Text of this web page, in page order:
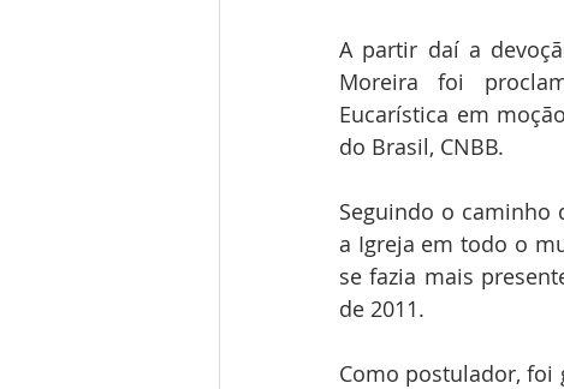
A partir daí a
Moreira foi
Eucarística em
do Brasil, CNBB.
Seguindo o caminho
a Igreja em todo o
se fazia mais
de 2011.
Como postulador, foi